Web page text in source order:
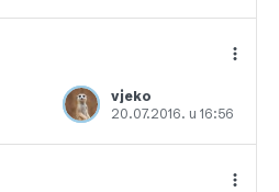
vjeko
20.07.2016. u 16:56
Dodajte u favorite